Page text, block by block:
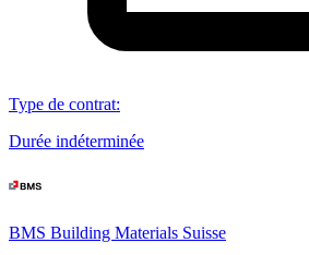
Type de contrat:
Durée indéterminée
BMS Building Materials Suisse